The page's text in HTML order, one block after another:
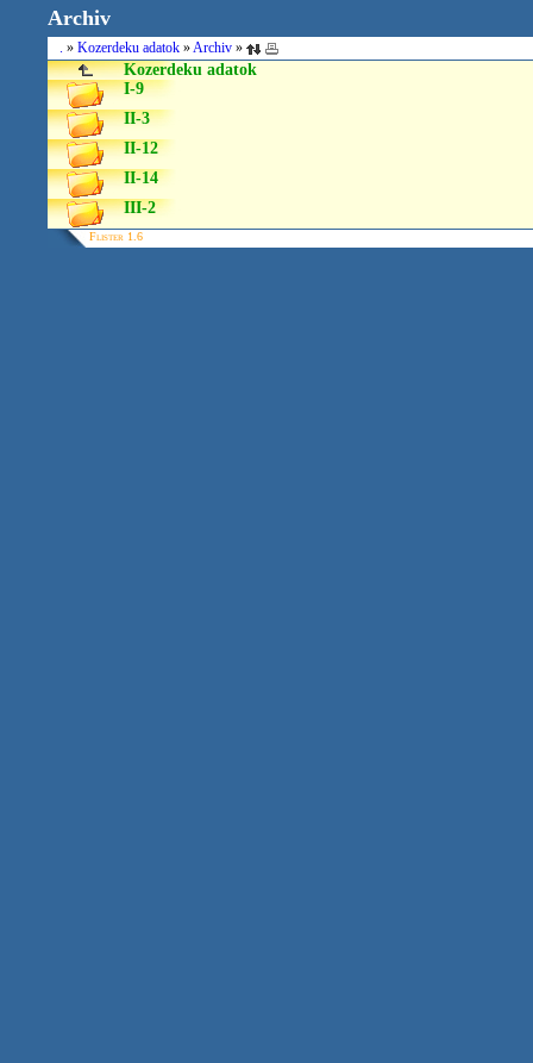
Archiv
. » Kozerdeku adatok »Archiv »
Kozerdeku adatok
I-9
II-3
II-12
II-14
III-2
Flister 1.6